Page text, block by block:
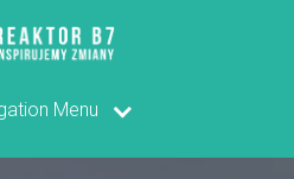
Menu